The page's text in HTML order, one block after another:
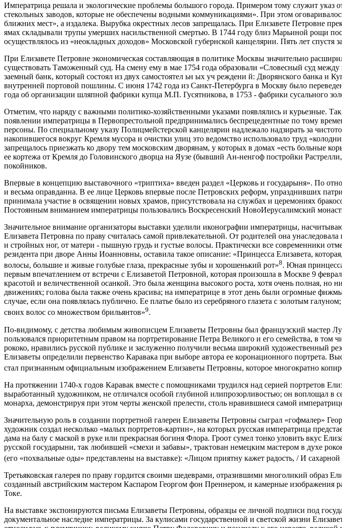
Императрица решала и экологические проблемы большого города. Примером тому служит
стекольных заводов, которые не обеспечены водными коммуникациями». При этом
ближних мест», а издалека. Вырубка окрестных лесов запрещалась. При Елизавете Петровне
ямах складывали трупы умерших насильственной смертью. В 1744 году близ Марьиной рощи
осуществлялось из «неокладных доходов» Московской губернской канцелярии. Пять лет
При Елизавете Петровне экономическая составляющая в политике Москвы значительно
существовать Таможенный суд. На смену ему в мае 1754 года образовали «Словесный суд
заемный банк, который состоял из двух самостоятел ьн ых уч реждени й: Дворянского банка
внутренней портовой пошлины. С июня 1742 года из Санкт-Петербурга в Москву было
года об организации шляпной фабрики купца М.П. Гусятникова, в 1753 - фабрики сусального
Отметим, что наряду с важными политико-хозяйственными указами появлялись и курьезные.
появлении императрицы в Первопрестольной предпринимались беспрецедентные по тому
персоны. По специальному указу Полицмейстерской канцелярии надлежало надзирать за
накопившегося вокруг Кремля мусора и очистки улиц это ведомство использовало труд
запрещалось приезжать ко двору тем московским дворянам, у которых в домах «есть больные
ее кортежа от Кремля до Головинского дворца на Яузе (бывший Ан-ненгоф постройки
покойников.
Впервые в концепцию выставочного «триптиха» введен раздел «Церковь и государыня». По
и весьма оправданна. В ее лице Церковь впервые после Петровских реформ, упразднивших
принимала участие в освящении новых храмов, присутствовала на службах и церемониях
Постоянным вниманием императрицы пользовались Воскресенский НовоИерусалимский
Значительное внимание организаторы выставки уделили иконографии императрицы,
Елизавета Петровна по праву считалась самой привлекательной. От родителей она
и стройных ног, от матери - пышную грудь и густые волосы. Практически все современники
резидента при дворе Анны Иоанновны, оставила такое описание: «Принцесса Елизавета,
волосы, большие и живые голубые глаза, прекрасные зубы и хорошенький рот»8. Юная
первым впечатлением от встречи с Елизаветой Петровной, которая произошла в Москве 9
красотой и величественной осанкой. Это была женщина высокого роста, хотя очень полная, но
движениях; голова была также очень красива; на императрице в этот день были огромные
случае, если она появлялась публично. Ее платье было из серебряного глазета с золотым
своих волос со множеством брильянтов»9.
По-видимому, с детства любимым живописцем Елизаветы Петровны был французский мастер
пользовался приоритетным правом на портретирование Петра Великого и его семейства, в
рококо, нравились русской публике и заслуженно получили весьма широкий художественный
Елизаветы определили первенство Каравака при выборе автора ее коронационного портрета.
стал признанным официальным изображением Елизаветы Петровны, которое многократно
На протяжении 1740-х годов Каравак вместе с помощниками трудился над серией портретов
выработанный художником, не отличался особой глубиной илипрозорливостью; он воплощал в
монарха, демонстрируя при этом черты женской прелести, столь нравившиеся самой
Значительную роль в создании портретной галереи Елизаветы Петровны сыграл «гофмалер»
художник создал несколько «малых портретов-картин», на которых русская императрица
дама на балу с маской в руке или прекрасная богиня Флора. Гроот сумел тонко уловить вкус
русской государыни, так любившей «смехи и забавы», трактован немецким мастером в духе
(его «похвальные оды» представлены на выставке): «Лицом приятну кажет радость, / И сахарной
Третьяковская галерея по праву гордится своими шедеврами, отразившими многоликий
созданный австрийским мастером Каспаром Георгом фон Преннером, и камерные изображения
Токе.
На выставке экспонируются письма Елизаветы Петровны, образцы ее личной подписи под
документальное наследие императрицы. За кулисами государственной и светской жизни